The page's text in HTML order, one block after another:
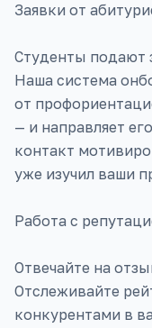
Заявки от
Студенты подают
Наша система
от
— и направляет
контакт
уже изучил ваши
Работа с
Отвечайте на
Отслеживайте
конкурентами в